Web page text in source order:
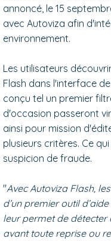
annoncé, le 15
avec Autoviza afin
environnement.
Les utilisateurs
Flash dans l'interface
conçu tel un premier
d'occasion passeront
ainsi pour mission
plusieurs critères. Ce
suspicion de fraude.
"Avec Autoviza Flash,
d’un premier outil
leur permet de détecter
avant toute reprise ou